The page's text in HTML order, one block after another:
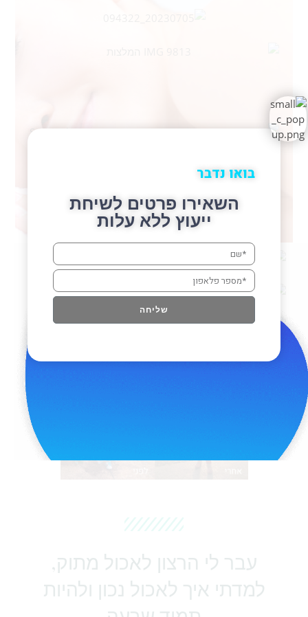
עבר לי הרצון לאכול מתוק,
למדתי איך לאכול נכון ולהיות
בואו נדבר
השאירו פרטים לשיחת
ייעוץ ללא עלות
שליחה